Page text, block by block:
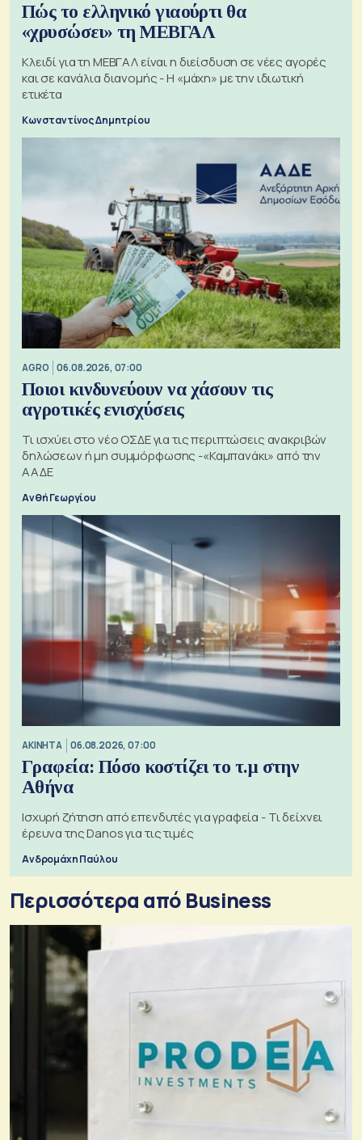
Πώς το ελληνικό γιαούρτι θα
«χρυσώσει» τη ΜΕΒΓΑΛ
Κλειδί για τη ΜΕΒΓΑΛ είναι η διείσδυση σε νέες αγορές
και σε κανάλια διανομής - Η «μάχη» με την ιδιωτική
ετικέτα
Κωνσταντίνος Δημητρίου
AGRO 06.08.2026, 07:00
Ποιοι κινδυνεύουν να χάσουν τις
αγροτικές ενισχύσεις
Τι ισχύει στο νέο ΟΣΔΕ για τις περιπτώσεις ανακριβών
δηλώσεων ή μη συμμόρφωσης -«Καμπανάκι» από την
ΑΑΔΕ
Ανθή Γεωργίου
ΑΚΙΝΗΤΑ 06.08.2026, 07:00
Γραφεία: Πόσο κοστίζει το τ.μ στην
Αθήνα
Ισχυρή ζήτηση από επενδυτές για γραφεία - Τι δείχνει
έρευνα της Danos για τις τιμές
Ανδρομάχη Παύλου
Περισσότερα από Business